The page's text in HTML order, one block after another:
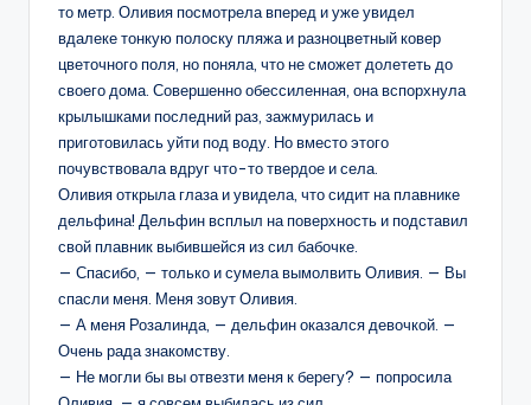
то метр. Оливия посмотрела вперед и уже увидел
вдалеке тонкую полоску пляжа и разноцветный ковер
цветочного поля, но поняла, что не сможет долететь до
своего дома. Совершенно обессиленная, она вспорхнула
крылышками последний раз, зажмурилась и
приготовилась уйти под воду. Но вместо этого
почувствовала вдруг что-то твердое и села.
Оливия открыла глаза и увидела, что сидит на плавнике
дельфина! Дельфин всплыл на поверхность и подставил
свой плавник выбившейся из сил бабочке.
— Спасибо, — только и сумела вымолвить Оливия. — Вы
спасли меня. Меня зовут Оливия.
— А меня Розалинда, — дельфин оказался девочкой. —
Очень рада знакомству.
— Не могли бы вы отвезти меня к берегу? — попросила